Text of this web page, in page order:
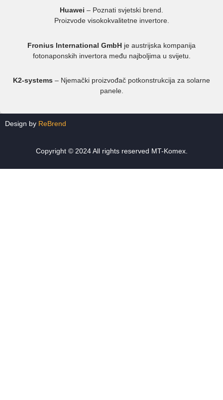
Huawei – Poznati svjetski brend.
Proizvode visokokvalitetne invertore.
Fronius International GmbH je austrijska kompanija
fotonaponskih invertora među najboljima u svijetu.
K2-systems – Njemački proizvođač potkonstrukcija za solarne
panele.
Design by ReBrend
Copyright © 2024 All rights reserved MT-Komex.